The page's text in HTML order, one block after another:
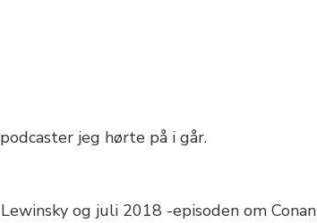
jeg hørte på i går.
og juli 2018 -episoden om Conan